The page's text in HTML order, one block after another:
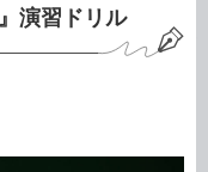
演習ドリル